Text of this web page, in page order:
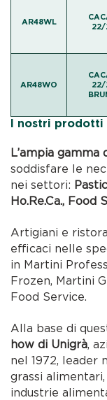
AR48WL
22/
AR48WO
22/
I nostri prodotti
L’ampia
soddisfare le
nei settori:
Ho.Re.Ca., Food
Artigiani e
efficaci nelle
in Martini
Frozen, Martini
Food Service.
Alla base di
how di Unigrà,
nel 1972, leader
grassi
industrie